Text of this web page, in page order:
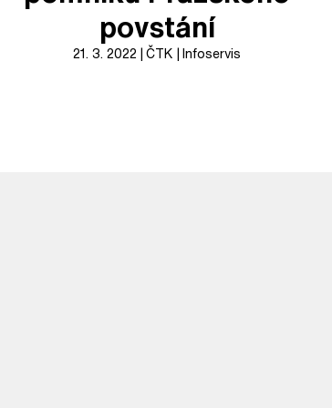
povstání
21. 3. 2022 ČTK Infoservis